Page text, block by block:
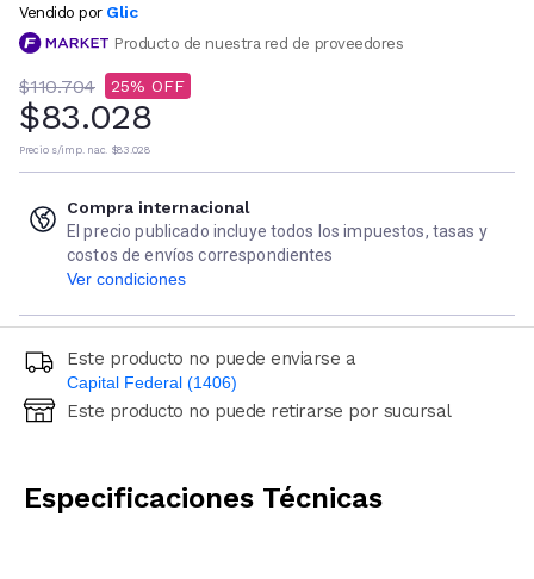
Vendido por Glic
Producto de nuestra red de proveedores
$110.704 25
$83.028
Precio s/imp. nac. $83.028
Compra internacional
El precio publicado incluye todos los impuestos, tasas y
costos de envíos correspondientes
Ver condiciones
Este producto no puede enviarse a
Capital Federal (1406)
Ingresá código postal (sólo números)
Este producto no puede retirarse por sucursal
Especificaciones Técnicas